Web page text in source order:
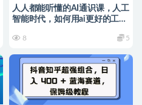
人人都能听懂的AI通识课，人工
智能时代，如何用ai更好的工作
8 5